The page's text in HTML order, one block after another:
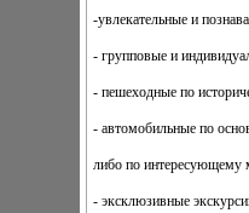
-увлекательные и
- групповые и
- пешеходные по
- автомобильные по
либо по интересующему
- эксклюзивные